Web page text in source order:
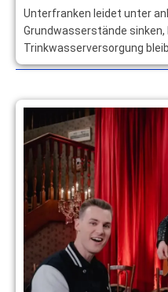
Unterfranken leidet unter
Grundwasserstände sinken,
Trinkwasserversorgung
mehr